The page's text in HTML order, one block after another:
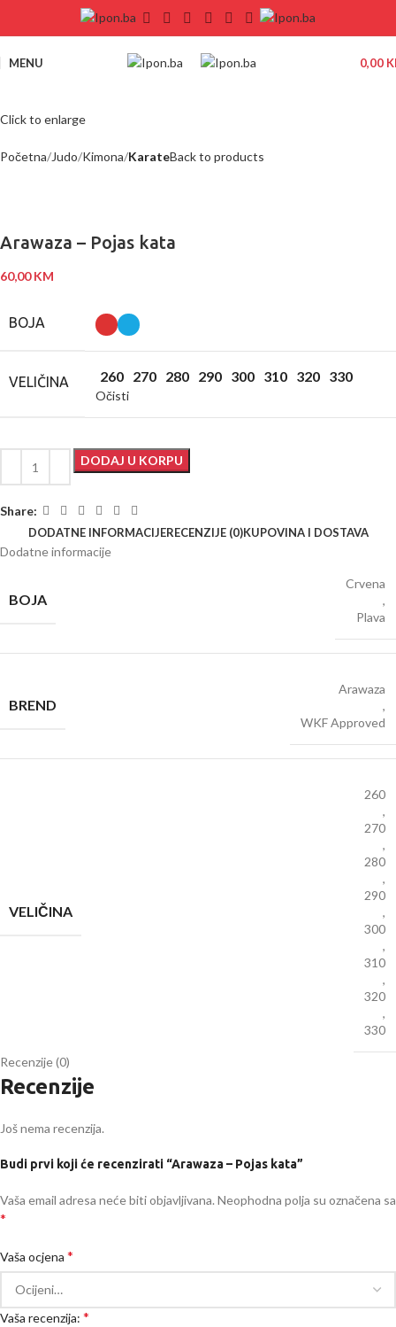
MENU 0,00
Click to enlarge
Početna Judo Kimona KarateBack to products
Arawaza – Pojas kata
60,00KM
BOJA
VELIČINA 260 270 280 290 300 310 320 330
Očisti
DODAJ U KORPU
Share:
DODATNE INFORMACIJERECENZIJE (0)KUPOVINA I DOSTAVA
Dodatne informacije
BOJA
Crvena
,
Plava
BREND
Arawaza
,
WKF Approved
VELIČINA
260
,
270
,
280
,
290
,
300
,
310
,
320
,
330
Recenzije (0)
Recenzije
Još nema recenzija.
Budi prvi koji će recenzirati “Arawaza – Pojas kata”
Vaša email adresa neće biti objavljivana.Neophodna polja su označena sa
*
Vaša ocjena *
Vaša recenzija: *